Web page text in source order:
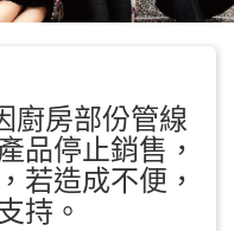
廚房部份管線
品停止銷售，
若造成不便，
持。